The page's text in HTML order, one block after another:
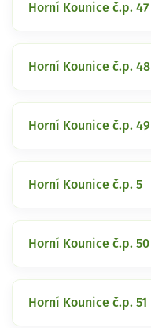
Horní Kounice č.p. 47
Horní Kounice č.p. 48
Horní Kounice č.p. 49
Horní Kounice č.p. 5
Horní Kounice č.p. 50
Horní Kounice č.p. 51